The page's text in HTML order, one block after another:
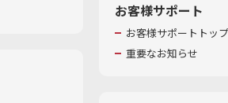
お客様サポート
お客様サポートトップ
重要なお知らせ